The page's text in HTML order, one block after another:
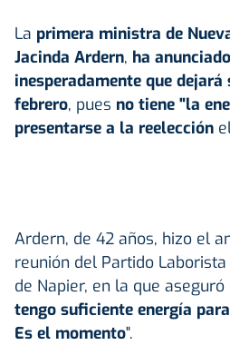
La primera ministra de
Jacinda Ardern, ha anunciado
inesperadamente que
febrero, pues no tiene "la
presentarse a la reelección
Ardern, de 42 años, hizo el
reunión del Partido
de Napier, en la que
tengo suficiente energía
Es el momento".